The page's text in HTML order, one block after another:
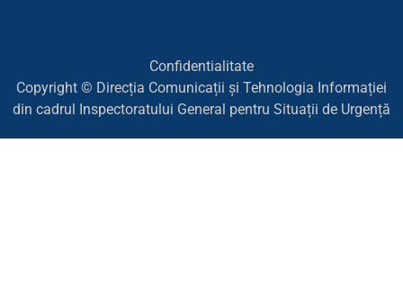
Confidentialitate
Copyright © Direcția Comunicații și Tehnologia Informației
din cadrul Inspectoratului General pentru Situații de Urgență